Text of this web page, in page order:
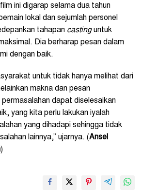
ini digarap selama dua tahun
lokal dan sejumlah personel
tahapan castinguntuk
Dia berharap pesan dalam
dengan baik.
untuk tidak hanya melihat dari
makna dan pesan
dapat diselesaikan
yang kita perlu lakukan iyalah
yang dihadapi sehingga tidak
lainnya,” ujarnya. (Ansel
)